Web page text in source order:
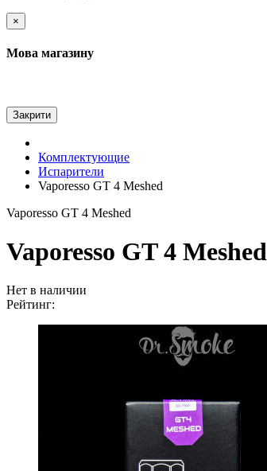
×
Мова магазину
Закрити
Комплектующие
Испарители
Vaporesso GT 4 Meshed
Vaporesso GT 4 Meshed
Vaporesso GT 4 Meshed
Нет в наличии
Рейтинг: